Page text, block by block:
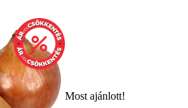
Most ajánlott!